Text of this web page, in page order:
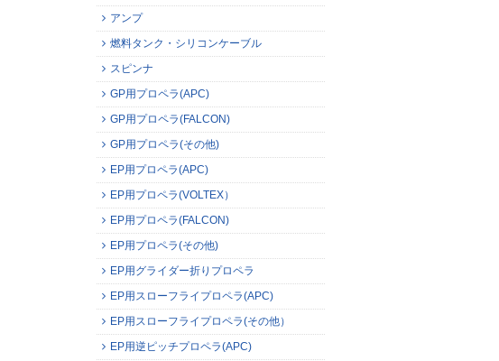
アンプ
燃料タンク・シリコンケーブル
スピンナ
GP用プロペラ(APC)
GP用プロペラ(FALCON)
GP用プロペラ(その他)
EP用プロペラ(APC)
EP用プロペラ(VOLTEX）
EP用プロペラ(FALCON)
EP用プロペラ(その他)
EP用グライダー折りプロペラ
EP用スローフライプロペラ(APC)
EP用スローフライプロペラ(その他）
EP用逆ピッチプロペラ(APC)